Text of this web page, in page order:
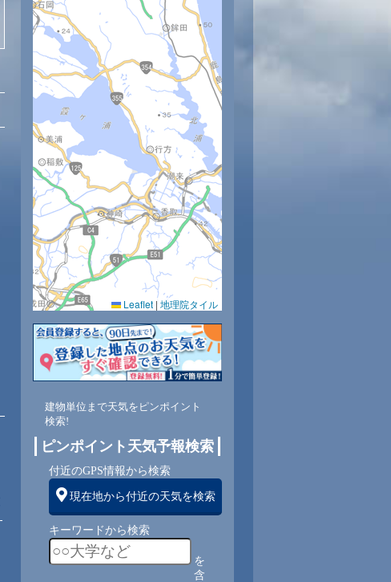
Leaflet | 地理院タイル
建物単位まで天気をピンポイント
検索!
ピンポイント天気予報検索
付近のGPS情報から検索
現在地から付近の天気を検索
キーワードから検索
を
含